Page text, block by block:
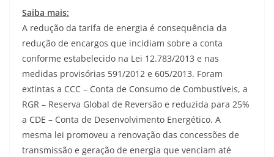
Saiba mais:
A redução da tarifa de energia é consequência da
redução de encargos que incidiam sobre a conta
conforme estabelecido na Lei 12.783/2013 e nas
medidas provisórias 591/2012 e 605/2013. Foram
extintas a CCC – Conta de Consumo de Combustíveis, a
RGR – Reserva Global de Reversão e reduzida para 25%
a CDE – Conta de Desenvolvimento Energético. A
mesma lei promoveu a renovação das concessões de
transmissão e geração de energia que venciam até